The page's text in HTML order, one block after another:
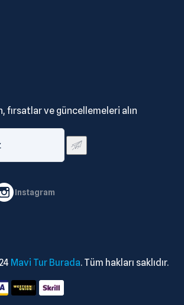
fırsatlar ve güncellemeleri alın
Instagram
Mavi Tur Burada. Tüm hakları saklıdır.